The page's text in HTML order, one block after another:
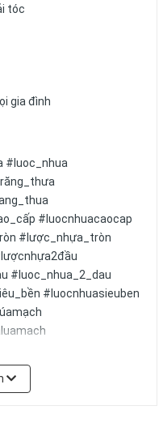
tóc
gia đình
#luoc_nhua
#luocnhuacaocap
#lược_nhựa_tròn
#luoc_nhua_2_dau
#luocnhuasieuben